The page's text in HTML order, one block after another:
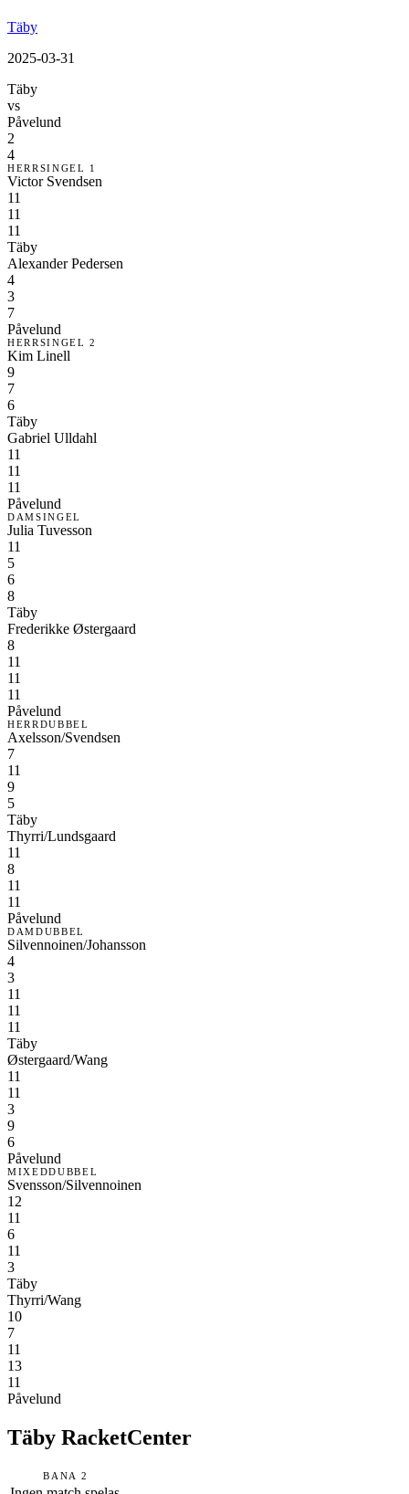
Täby
2025-03-31
Täby
vs
Påvelund
2
4
HERRSINGEL 1
Victor Svendsen
11
11
11
Täby
Alexander Pedersen
4
3
7
Påvelund
HERRSINGEL 2
Kim Linell
9
7
6
Täby
Gabriel Ulldahl
11
11
11
Påvelund
DAMSINGEL
Julia Tuvesson
11
5
6
8
Täby
Frederikke Østergaard
8
11
11
11
Påvelund
HERRDUBBEL
Axelsson/Svendsen
7
11
9
5
Täby
Thyrri/Lundsgaard
11
8
11
11
Påvelund
DAMDUBBEL
Silvennoinen/Johansson
4
3
11
11
11
Täby
Østergaard/Wang
11
11
3
9
6
Påvelund
MIXEDDUBBEL
Svensson/Silvennoinen
12
11
6
11
3
Täby
Thyrri/Wang
10
7
11
13
11
Påvelund
Täby RacketCenter
BANA 2